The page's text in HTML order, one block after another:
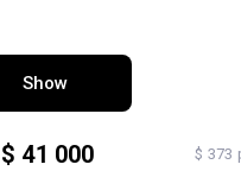
Show
$ 41 000 $ 373